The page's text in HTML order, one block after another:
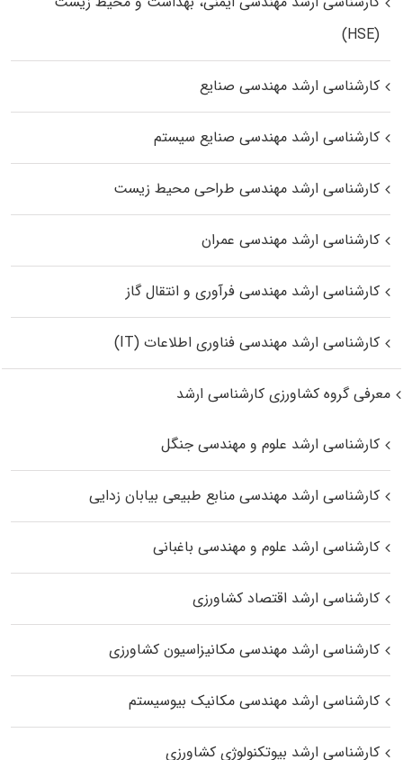
(HSE)
کارشناسی ارشد مهندسی صنایع
کارشناسی ارشد مهندسی صنایع سیستم
کارشناسی ارشد مهندسی طراحی محیط زیست
کارشناسی ارشد مهندسی عمران
کارشناسی ارشد مهندسی فرآوری و انتقال گاز
کارشناسی ارشد مهندسی فناوری اطلاعات (IT)
معرفی گروه کشاورزی کارشناسی ارشد
کارشناسی ارشد علوم و مهندسی جنگل
کارشناسی ارشد مهندسی منابع طبیعی بیابان زدایی
کارشناسی ارشد علوم و مهندسی باغبانی
کارشناسی ارشد اقتصاد کشاورزی
کارشناسی ارشد مهندسی مکانیزاسیون کشاورزی
کارشناسی ارشد مهندسی مکانیک بیوسیستم
کارشناسی ارشد بیوتکنولوژی کشاورزی